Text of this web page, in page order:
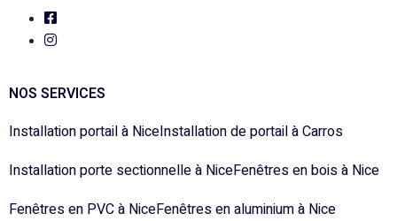
NOS SERVICES
Installation portail à NiceInstallation de portail à Carros
Installation porte sectionnelle à NiceFenêtres en bois à Nice
Fenêtres en PVC à NiceFenêtres en aluminium à Nice